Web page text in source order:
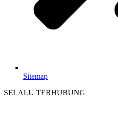
Sitemap
SELALU TERHUBUNG